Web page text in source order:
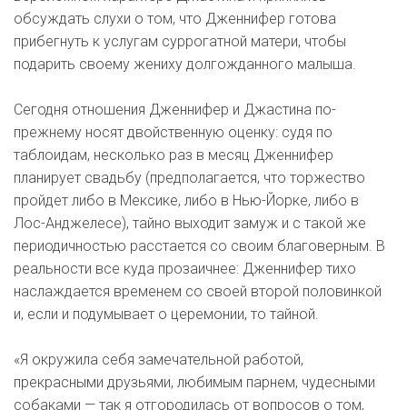
обсуждать слухи о том, что Дженнифер готова
прибегнуть к услугам суррогатной матери, чтобы
подарить своему жениху долгожданного малыша.
Сегодня отношения Дженнифер и Джастина по-
прежнему носят двойственную оценку: судя по
таблоидам, несколько раз в месяц Дженнифер
планирует свадьбу (предполагается, что торжество
пройдет либо в Мексике, либо в Нью-Йорке, либо в
Лос-Анджелесе), тайно выходит замуж и с такой же
периодичностью расстается со своим благоверным. В
реальности все куда прозаичнее: Дженнифер тихо
наслаждается временем со своей второй половинкой
и, если и подумывает о церемонии, то тайной.
«Я окружила себя замечательной работой,
прекрасными друзьями, любимым парнем, чудесными
собаками — так я отгородилась от вопросов о том,